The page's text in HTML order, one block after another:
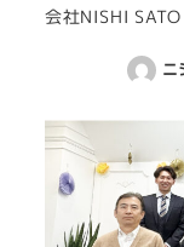
会社NISHI
ニ